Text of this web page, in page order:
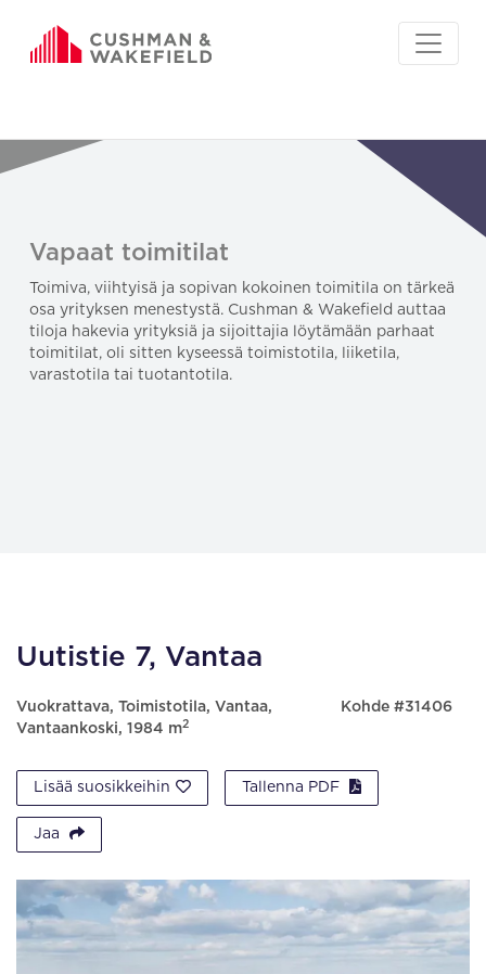
Vapaat toimitilat
Toimiva, viihtyisä ja sopivan kokoinen toimitila on tärkeä
osa yrityksen menestystä. Cushman & Wakefield auttaa
tiloja hakevia yrityksiä ja sijoittajia löytämään parhaat
toimitilat, oli sitten kyseessä toimistotila, liiketila,
varastotila tai tuotantotila.
Uutistie 7, Vantaa
Vuokrattava, Toimistotila, Vantaa,
Vantaankoski, 1984 m2
Kohde #31406
Lisää suosikkeihin Tallenna PDF
Jaa